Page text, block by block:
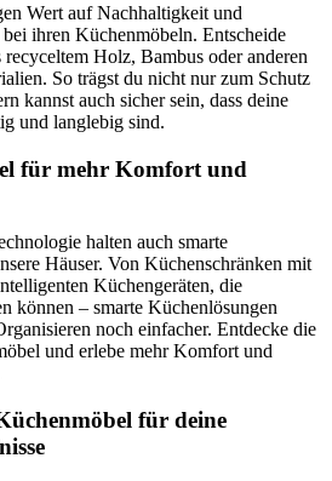
Wert auf Nachhaltigkeit und
ihren Küchenmöbeln. Entscheide
Holz, Bambus oder anderen
So trägst du nicht nur zum Schutz
kannst auch sicher sein, dass deine
und langlebig sind.
für mehr Komfort und
halten auch smarte
Häuser. Von Küchenschränken mit
Küchengeräten, die
können – smarte Küchenlösungen
noch einfacher. Entdecke die
und erlebe mehr Komfort und
für deine